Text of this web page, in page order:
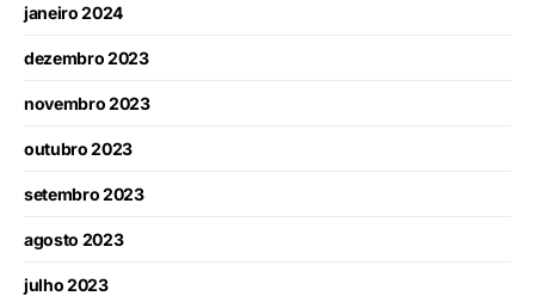
janeiro 2024
dezembro 2023
novembro 2023
outubro 2023
setembro 2023
agosto 2023
julho 2023